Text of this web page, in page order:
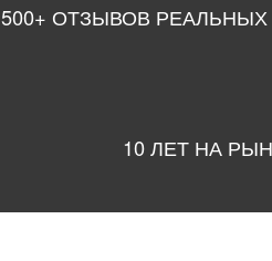
500+ ОТЗЫВОВ
10 ЛЕТ НА